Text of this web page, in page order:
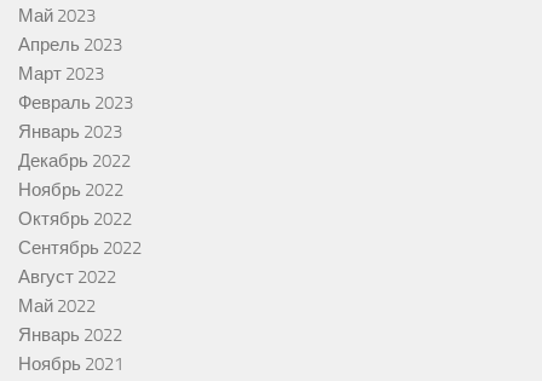
Май 2023
Апрель 2023
Март 2023
Февраль 2023
Январь 2023
Декабрь 2022
Ноябрь 2022
Октябрь 2022
Сентябрь 2022
Август 2022
Май 2022
Январь 2022
Ноябрь 2021